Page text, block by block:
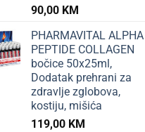
90,00 KM
PHARMAVITAL ALPHA
PEPTIDE COLLAGEN
bočice 50x25ml,
Dodatak prehrani za
zdravlje zglobova,
kostiju, mišića
119,00 KM